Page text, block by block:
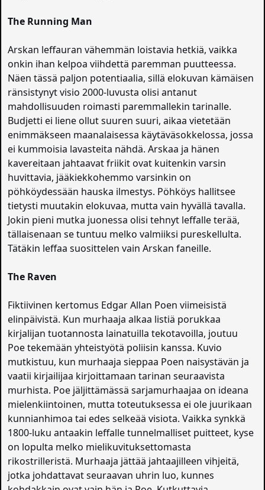
The Running Man
Arskan leffauran vähemmän loistavia hetkiä, vaikka
onkin ihan kelpoa viihdettä paremman puutteessa.
Näen tässä paljon potentiaalia, sillä elokuvan kämäisen
ränsistynyt visio 2000-luvusta olisi antanut
mahdollisuuden roimasti paremmallekin tarinalle.
Budjetti ei liene ollut suuren suuri, aikaa vietetään
enimmäkseen maanalaisessa käytäväsokkelossa, jossa
ei kummoisia lavasteita nähdä. Arskaa ja hänen
kavereitaan jahtaavat friikit ovat kuitenkin varsin
huvittavia, jääkiekkohemmo varsinkin on
pöhköydessään hauska ilmestys. Pöhköys hallitsee
tietysti muutakin elokuvaa, mutta vain hyvällä tavalla.
Jokin pieni mutka juonessa olisi tehnyt leffalle terää,
tällaisenaan se tuntuu melko valmiiksi pureskellulta.
Tätäkin leffaa suosittelen vain Arskan faneille.
The Raven
Fiktiivinen kertomus Edgar Allan Poen viimeisistä
elinpäivistä. Kun murhaaja alkaa listiä porukkaa
kirjalijan tuotannosta lainatuilla tekotavoilla, joutuu
Poe tekemään yhteistyötä poliisin kanssa. Kuvio
mutkistuu, kun murhaaja sieppaa Poen naisystävän ja
vaatii kirjailijaa kirjoittamaan tarinan seuraavista
murhista. Poe jäljittämässä sarjamurhaajaa on ideana
mielenkiintoinen, mutta toteutuksessa ei ole juurikaan
kunnianhimoa tai edes selkeää visiota. Vaikka synkkä
1800-luku antaakin leffalle tunnelmalliset puitteet, kyse
on lopulta melko mielikuvituksettomasta
rikostrilleristä. Murhaaja jättää jahtaajilleen vihjeitä,
jotka johdattavat seuraavan uhrin luo, kunnes